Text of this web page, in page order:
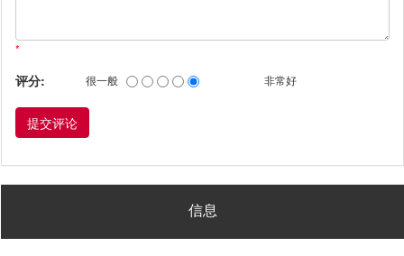
*
评分: 很一般 非常好
信息